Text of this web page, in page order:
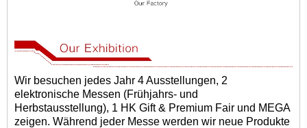
Wir besuchen jedes Jahr 4 Ausstellungen, 2
elektronische Messen (Frühjahrs- und
Herbstausstellung), 1 HK Gift & Premium Fair und MEGA
zeigen. Während jeder Messe werden wir neue Produkte